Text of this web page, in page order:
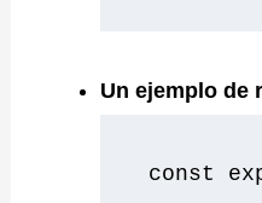
Un ejemplo de
const